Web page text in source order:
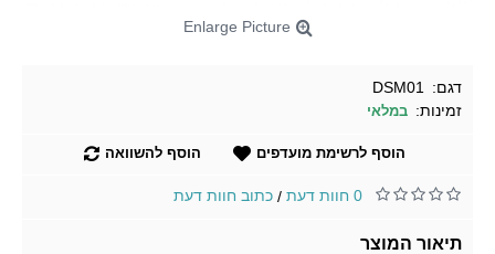
Enlarge Picture
דגם:
DSM01
זמינות: במלאי
הוסף לרשימת מועדפים הוסף להשוואה
0 חוות דעת / כתוב חוות דעת
תיאור המוצר